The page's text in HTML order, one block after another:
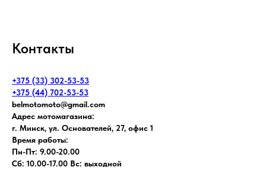
Контакты
+375 (33) 302-53-53
+375 (44) 702-53-53
belmotomoto@gmail.com
Адрес мотомагазина:
г. Минск, ул. Основателей, 27, офис 1
Время работы:
Пн-Пт: 9.00-20.00
Сб: 10.00-17.00 Вс: выходной